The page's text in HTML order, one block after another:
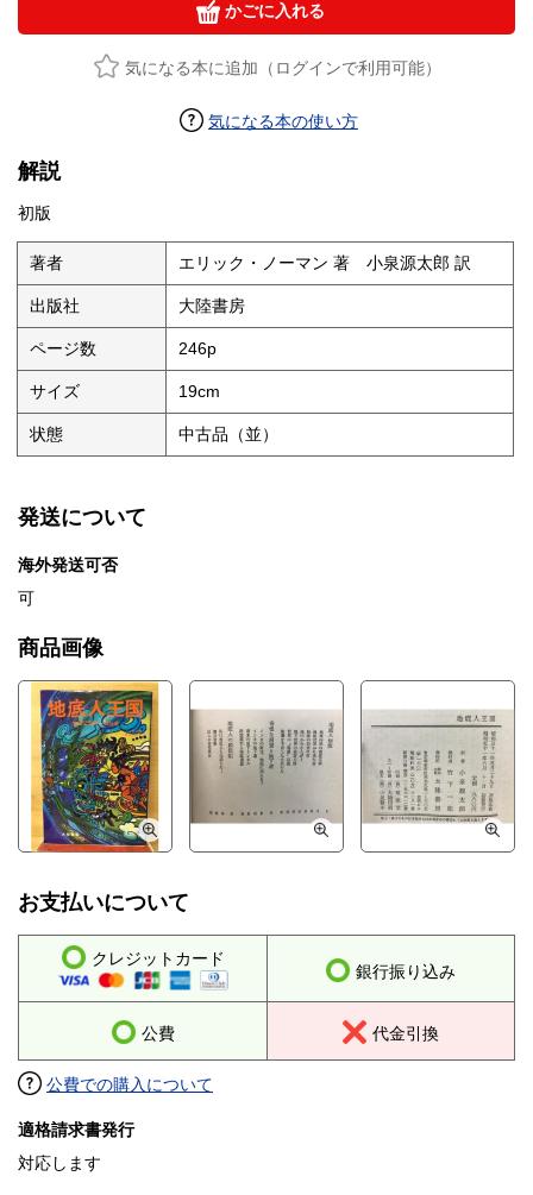
かごに入れる
気になる本に追加（ログインで利用可能）
気になる本の使い方
解説
初版
著者 エリック・ノーマン 著 小泉源太郎 訳
出版社 大陸書房
ページ数 246p
サイズ 19cm
状態 中古品（並）
発送について
海外発送可否
可
商品画像
お支払いについて
クレジットカード
銀行振り込み
公費 代金引換
公費での購入について
適格請求書発行
対応します